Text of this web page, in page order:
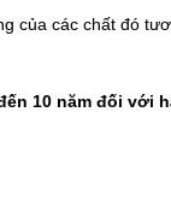
của các chất đó
10 năm đối